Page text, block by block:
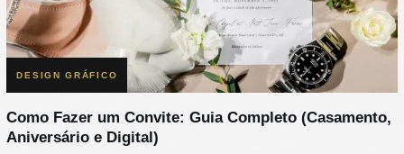
DESIGN GRÁFICO
Como Fazer um Convite: Guia Completo (Casamento,
Aniversário e Digital)